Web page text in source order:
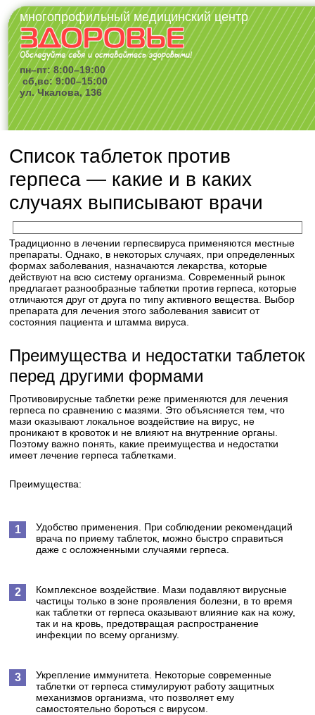
многопрофильный медицинский центр
пн–пт: 8:00–19:00
сб,вс: 9:00–15:00
ул. Чкалова, 136
Список таблеток против
герпеса — какие и в каких
случаях выписывают врачи
Традиционно в лечении герпесвируса применяются местные
препараты. Однако, в некоторых случаях, при определенных
формах заболевания, назначаются лекарства, которые
действуют на всю систему организма. Современный рынок
предлагает разнообразные таблетки против герпеса, которые
отличаются друг от друга по типу активного вещества. Выбор
препарата для лечения этого заболевания зависит от
состояния пациента и штамма вируса.
Преимущества и недостатки таблеток
перед другими формами
Противовирусные таблетки реже применяются для лечения
герпеса по сравнению с мазями. Это объясняется тем, что
мази оказывают локальное воздействие на вирус, не
проникают в кровоток и не влияют на внутренние органы.
Поэтому важно понять, какие преимущества и недостатки
имеет лечение герпеса таблетками.
Преимущества:
Удобство применения. При соблюдении рекомендаций
врача по приему таблеток, можно быстро справиться
даже с осложненными случаями герпеса.
Комплексное воздействие. Мази подавляют вирусные
частицы только в зоне проявления болезни, в то время
как таблетки от герпеса оказывают влияние как на кожу,
так и на кровь, предотвращая распространение
инфекции по всему организму.
Укрепление иммунитета. Некоторые современные
таблетки от герпеса стимулируют работу защитных
механизмов организма, что позволяет ему
самостоятельно бороться с вирусом.